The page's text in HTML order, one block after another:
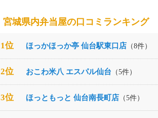
宮城県内弁当屋の口コミランキング
1位 ほっかほっか亭 仙台駅東口店 （8件）
2位 おこわ米八 エスパル仙台 （5件）
3位 ほっともっと 仙台南長町店 （5件）